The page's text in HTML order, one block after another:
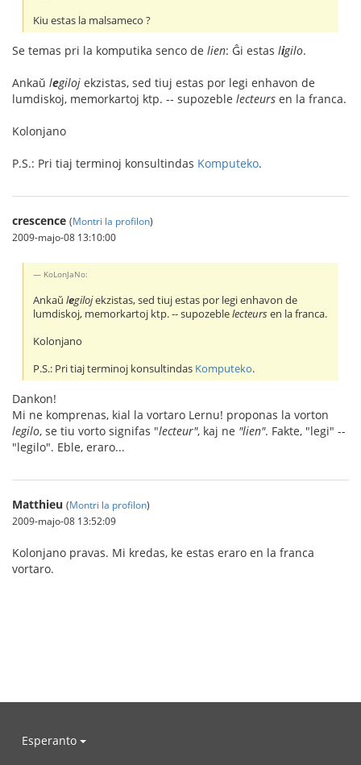
Kiu estas la malsameco ?
Se temas pri la komputika senco de lien: Ĝi estas ligilo.
Ankaŭ legiloj ekzistas, sed tiuj estas por legi enhavon de
lumdiskoj, memorkartoj ktp. -- supozeble lecteurs en la franca.
Kolonjano
P.S.: Pri tiaj terminoj konsultindas Komputeko.
crescence (Montri la profilon)
2009-majo-08 13:10:00
KoLonJaNo:
Ankaŭlegilojekzistas, sed tiuj estas por legi enhavon de
lumdiskoj, memorkartoj ktp. -- supozeblelecteursen la franca.
Kolonjano
P.S.: Pri tiaj terminoj konsultindas Komputeko.
Dankon!
Mi ne komprenas, kial la vortaro Lernu! proponas la vorton
legilo, se tiu vorto signifas "lecteur", kaj ne "lien". Fakte, "legi" --
"legilo". Eble, eraro...
Matthieu (Montri la profilon)
2009-majo-08 13:52:09
Kolonjano pravas. Mi kredas, ke estas eraro en la franca
vortaro.
Esperanto